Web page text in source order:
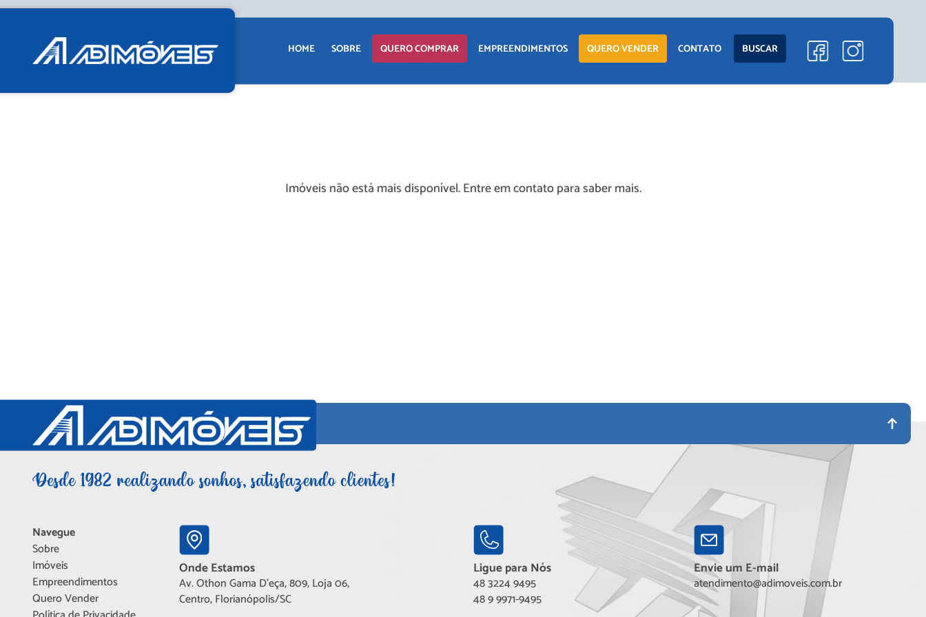
HOME SOBRE QUERO COMPRAR
TERRENO
EMPREENDIMENTOS
PRONTOS PARA
MORAR
QUERO VENDER CONTATO BUSCAR
Imóveis não está mais disponível. Entre em contato para saber mais.
Navegue
Sobre
Imóveis
Empreendimentos
Quero Vender
Onde Estamos
Av. Othon Gama D'eça, 809, Loja 06,
Centro, Florianópolis/SC
Ligue para Nós
48 3224 9495
48 9 9971-9495
Envie um E-mail
atendimento@adimoveis.com.br